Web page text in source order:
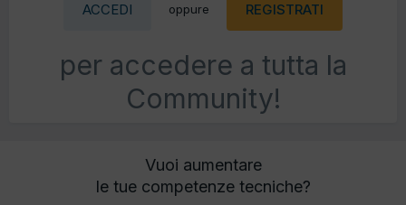
ACCEDI oppure REGISTRATI
per accedere a tutta la
Community!
Vuoi aumentare
le tue competenze tecniche?